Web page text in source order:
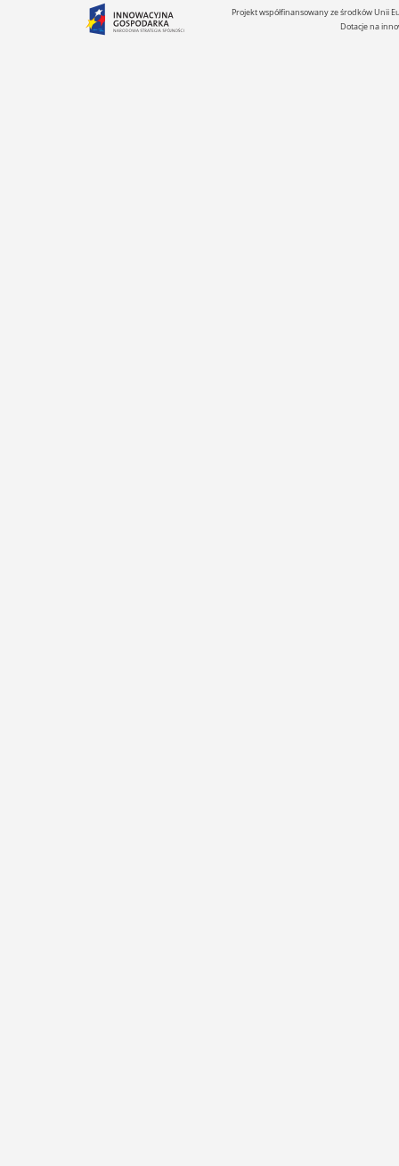
Projekt współfinansowany ze środków Unii
Dotacje na